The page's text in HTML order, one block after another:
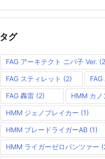
タグ
FAG アーキテクト ニパ子 Ver.
FAG スティレット (2)
FAG 轟雷 (2) HMM カノ
HMM ジェノブレイカー (1)
HMM ブレードライガーAB (1)
HMM ライガーゼロパンツァー